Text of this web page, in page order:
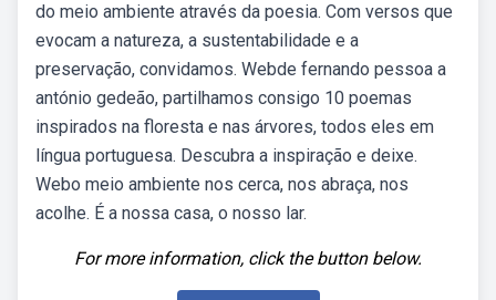
do meio ambiente através da poesia. Com versos que
evocam a natureza, a sustentabilidade e a
preservação, convidamos. Webde fernando pessoa a
antónio gedeão, partilhamos consigo 10 poemas
inspirados na floresta e nas árvores, todos eles em
língua portuguesa. Descubra a inspiração e deixe.
Web⁠o meio ambiente nos cerca, nos abraça, nos
acolhe. É a nossa casa, o nosso lar.
For more information, click the button below.